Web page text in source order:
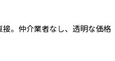
。仲介業者なし、透明な価格